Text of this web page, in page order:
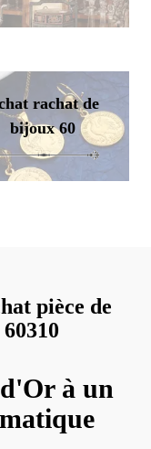
rachat de
bijoux 60
pièce de
à un